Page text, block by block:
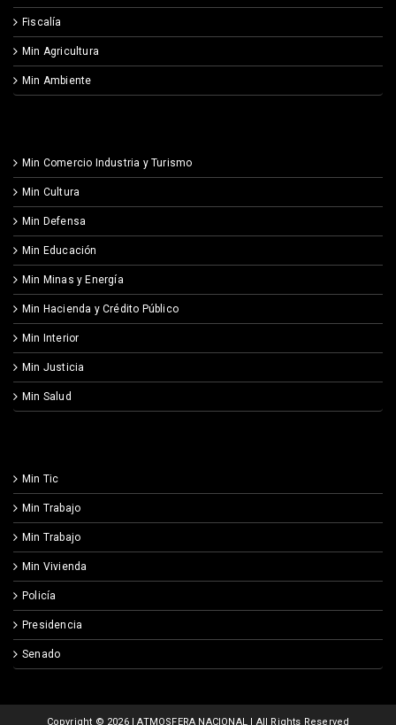
Fiscalía
Min Agricultura
Min Ambiente
Min Comercio Industria y Turismo
Min Cultura
Min Defensa
Min Educación
Min Minas y Energía
Min Hacienda y Crédito Público
Min Interior
Min Justicia
Min Salud
Min Tic
Min Trabajo
Min Trabajo
Min Vivienda
Policía
Presidencia
Senado
Copyright © 2026 | ATMOSFERA NACIONAL | All Rights Reserved